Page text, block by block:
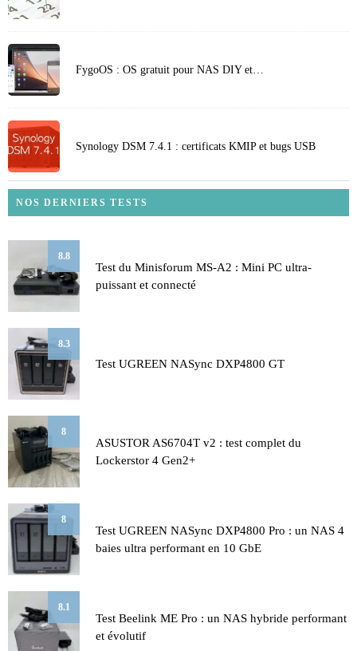
FygoOS : OS gratuit pour NAS DIY et…
Synology DSM 7.4.1 : certificats KMIP et bugs USB
NOS DERNIERS TESTS
8.8
Test du Minisforum MS-A2 : Mini PC ultra-
puissant et connecté
8.3
Test UGREEN NASync DXP4800 GT
8
ASUSTOR AS6704T v2 : test complet du
Lockerstor 4 Gen2+
8
Test UGREEN NASync DXP4800 Pro : un NAS 4
baies ultra performant en 10 GbE
8.1
Test Beelink ME Pro : un NAS hybride performant
et évolutif